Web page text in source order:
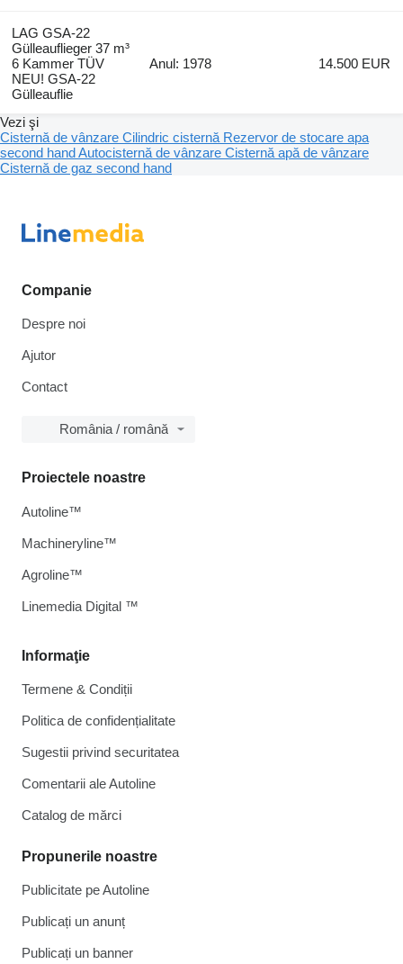
LAG GSA-22
Gülleauflieger 37 m³
6 Kammer TÜV
NEU! GSA-22
Gülleauflie
Anul: 1978 14.500 EUR
Vezi şi
Cisternă de vânzare Cilindric cisternă Rezervor de stocare apa
second handAutocisternă de vânzare Cisternă apă de vânzare
Cisternă de gaz second hand
Companie
Despre noi
Ajutor
Contact
România / română
Informaţie
Termene & Condiții
Politica de confidențialitate
Sugestii privind securitatea
Comentarii ale Autoline
Catalog de mărcі
Propunerile noastre
Publicitate pe Autoline
Publicați un anunț
Publicați un banner
Proiectele noastre
Autoline™
Machineryline™
Agroline™
Linemedia Digital ™